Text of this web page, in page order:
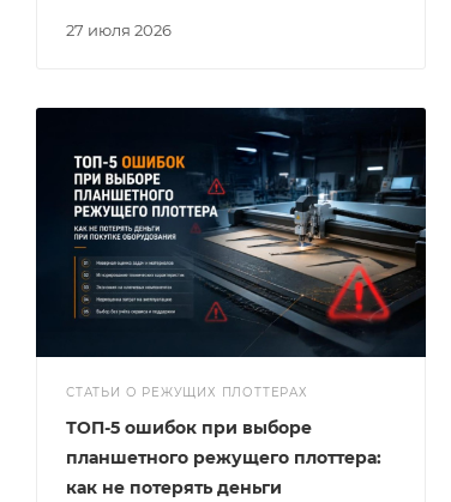
27 июля 2026
СТАТЬИ О РЕЖУЩИХ ПЛОТТЕРАХ
ТОП-5 ошибок при выборе
планшетного режущего плоттера:
как не потерять деньги